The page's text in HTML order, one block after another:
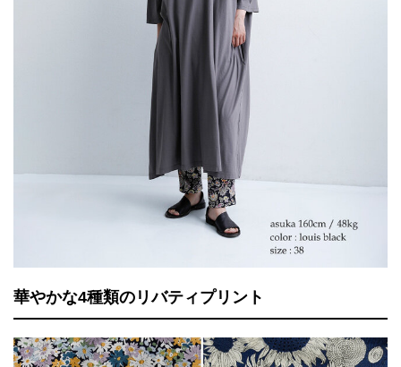
華やかな4種類のリバティプリント